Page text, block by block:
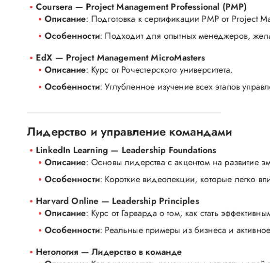
Coursera — Project Management Professional (PMP)
Описание: Подготовка к сертификации PMP от Project
Особенности: Подходит для опытных менеджеров,
EdX — Project Management MicroMasters
Описание: Курс от Рочестерского университета.
Особенности: Углубленное изучение всех этапов
Лидерство и управление командами
LinkedIn Learning — Leadership Foundations
Описание: Основы лидерства с акцентом на развитие
Особенности: Короткие видеолекции, которые легко
Harvard Online — Leadership Principles
Описание: Курс от Гарварда о том, как стать
Особенности: Реальные примеры из бизнеса и
Нетология — Лидерство в команде